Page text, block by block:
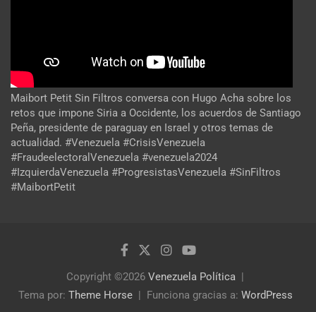
Maibort Petit Sin Filtros conversa con Hugo Acha sobre los
retos que impone Siria a Occidente, los acuerdos de Santiago
Peña, presidente de paraguay en Israel y otros temas de
actualidad. #Venezuela #CrisisVenezuela
#FraudeelectoralVenezuela #venezuela2024
#IzquierdaVenezuela #ProgresistasVenezuela #SinFiltros
#MaibortPetit
Copyright ©2026 Venezuela Política
Tema por: Theme Horse Funciona gracias a: WordPress